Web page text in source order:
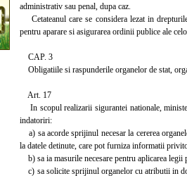
administrativ sau penal, dupa caz.
Cetateanul care se considera lezat in
pentru aparare si asigurarea ordinii publice ale
CAP. 3
Obligatiile si raspunderile organelor de stat,
Art. 17
In scopul realizarii sigurantei nationale,
indatoriri:
a) sa acorde sprijinul necesar la cererea
la datele detinute, care pot furniza informatii
b) sa ia masurile necesare pentru aplicarea legii
c) sa solicite sprijinul organelor cu atributii in